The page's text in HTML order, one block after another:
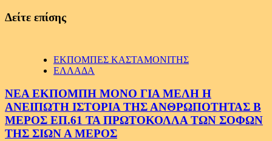
Δείτε επίσης
ΕΚΠΟΜΠΕΣ ΚΑΣΤΑΜΟΝΙΤΗΣ
ΕΛΛΑΔΑ
ΝΕΑ ΕΚΠΟΜΠΗ ΜΟΝΟ ΓΙΑ ΜΕΛΗ Η
ΑΝΕΙΠΩΤΗ ΙΣΤΟΡΙΑ ΤΗΣ ΑΝΘΡΩΠΟΤΗΤΑΣ Β
ΜΕΡΟΣ ΕΠ.61 ΤΑ ΠΡΩΤΟΚΟΛΛΑ ΤΩΝ ΣΟΦΩΝ
ΤΗΣ ΣΙΩΝ Α ΜΕΡΟΣ